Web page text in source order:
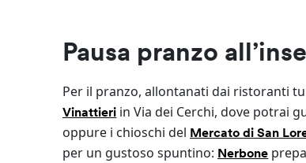
Pausa pranzo
Per il pranzo, allontanati dai ristoranti
Vinattieri in Via dei Cerchi, dove potrai
oppure i chioschi del Mercato di San
per un gustoso spuntino: Nerbone